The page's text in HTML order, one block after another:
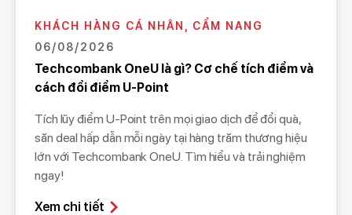
KHÁCH HÀNG CÁ NHÂN, CẨM NANG
06/08/2026
Techcombank OneU là gì? Cơ chế tích điểm và
cách đổi điểm U-Point
Tích lũy điểm U-Point trên mọi giao dịch để đổi quà,
săn deal hấp dẫn mỗi ngày tại hàng trăm thương hiệu
lớn với Techcombank OneU. Tìm hiểu và trải nghiệm
ngay!
Xem chi tiết